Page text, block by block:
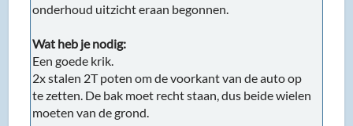
onderhoud uitzicht eraan begonnen.
Wat heb je nodig:
Een goede krik.
2x stalen 2T poten om de voorkant van de auto op
te zetten. De bak moet recht staan, dus beide wielen
moeten van de grond.